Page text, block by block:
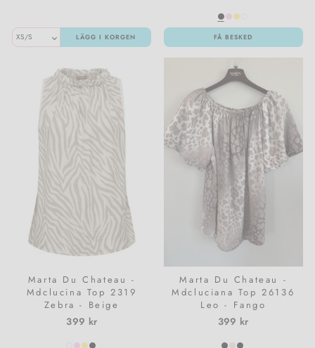
LÄGG I KORGEN FÅ BESKED
Marta Du Chateau -
Mdclucina Top 2319
Zebra - Beige
399 kr
Marta Du Chateau -
Mdcluciana Top 26136
Leo - Fango
399 kr